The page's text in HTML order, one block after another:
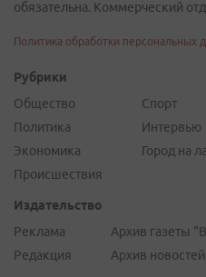
обязательна. Коммерческий
Политика обработки персональных
Рубрики
Общество
Политика
Экономика
Происшествия
Спорт
Интервью
Город на
Издательство
Реклама
Редакция
Архив газеты
Архив новостей